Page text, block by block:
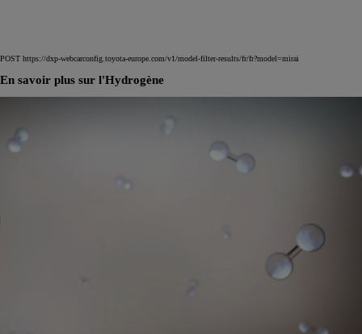
POST https://dxp-webcarconfig.toyota-europe.com/v1/model-filter-results/fr/fr?model=mirai
En savoir plus sur l'Hydrogène